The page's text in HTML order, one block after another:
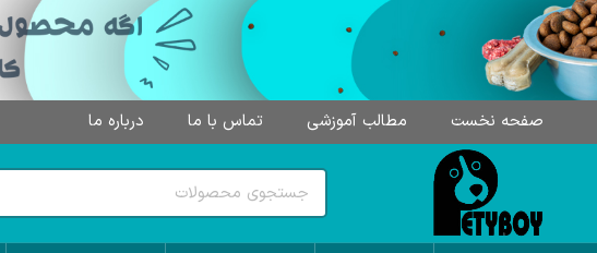
صفحه نخست مطالب آموزشی تماس با ما درباره ما